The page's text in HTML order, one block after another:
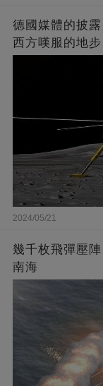
德國媒體的披
西方嘆服的地步
2024/05/21
幾千枚飛彈壓
南海